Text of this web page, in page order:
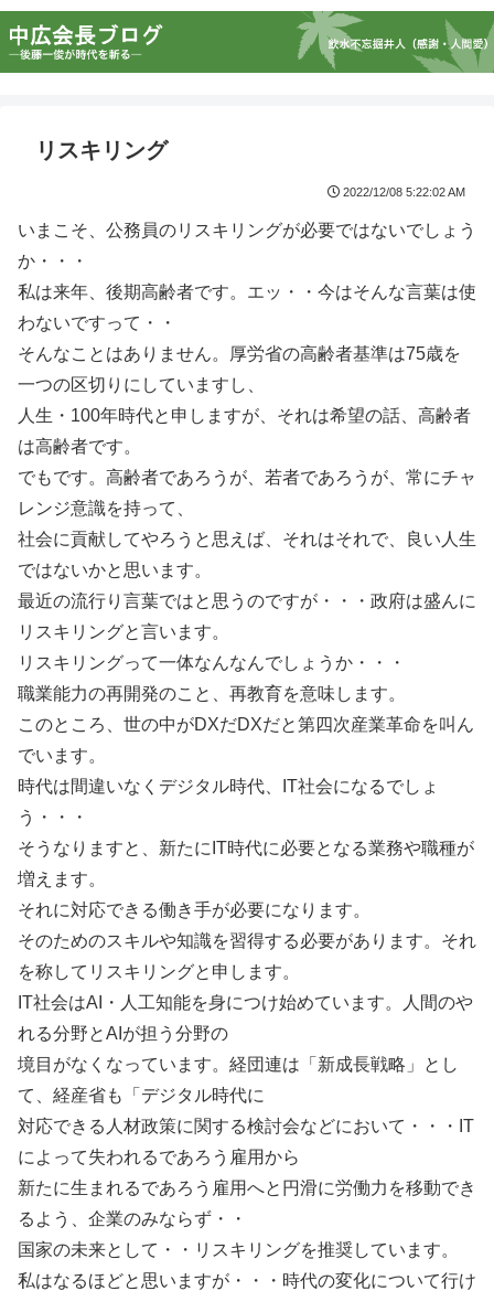
リスキリング
2022/12/08 5:22:02 AM
いまこそ、公務員のリスキリングが必要ではないでしょう
か・・・
私は来年、後期高齢者です。エッ・・今はそんな言葉は使
わないですって・・
そんなことはありません。厚労省の高齢者基準は75歳を
一つの区切りにしていますし、
人生・100年時代と申しますが、それは希望の話、高齢者
は高齢者です。
でもです。高齢者であろうが、若者であろうが、常にチャ
レンジ意識を持って、
社会に貢献してやろうと思えば、それはそれで、良い人生
ではないかと思います。
最近の流行り言葉ではと思うのですが・・・政府は盛んに
リスキリングと言います。
リスキリングって一体なんなんでしょうか・・・
職業能力の再開発のこと、再教育を意味します。
このところ、世の中がDXだDXだと第四次産業革命を叫ん
でいます。
時代は間違いなくデジタル時代、IT社会になるでしょ
う・・・
そうなりますと、新たにIT時代に必要となる業務や職種が
増えます。
それに対応できる働き手が必要になります。
そのためのスキルや知識を習得する必要があります。それ
を称してリスキリングと申します。
IT社会はAI・人工知能を身につけ始めています。人間のや
れる分野とAIが担う分野の
境目がなくなっています。経団連は「新成長戦略」とし
て、経産省も「デジタル時代に
対応できる人材政策に関する検討会などにおいて・・・IT
によって失われるであろう雇用から
新たに生まれるであろう雇用へと円滑に労働力を移動でき
るよう、企業のみならず・・
国家の未来として・・リスキリングを推奨しています。
私はなるほどと思いますが・・・時代の変化について行け